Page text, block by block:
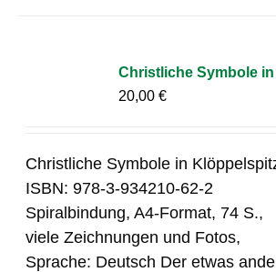
Christliche Symbole
20,00€
Christliche Symbole in
ISBN: 978-3-934210-62-2
Spiralbindung, A4-Format, 74 S.,
viele Zeichnungen und Fotos,
Sprache: Deutsch Der etwas